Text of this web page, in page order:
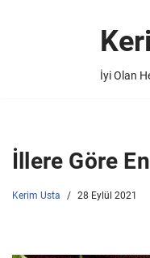
İyi Olan
İllere Göre
Kerim Usta 28 Eylül 2021